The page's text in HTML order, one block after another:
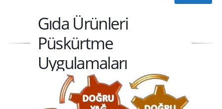
Gıda Ürünleri
Püskürtme
Uygulamaları